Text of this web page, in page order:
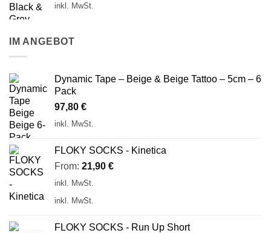
inkl. MwSt.
IM ANGEBOT
Dynamic Tape – Beige & Beige Tattoo – 5cm – 6
Pack
97,80 €
inkl. MwSt.
FLOKY SOCKS - Kinetica
From: 21,90 €
inkl. MwSt.
inkl. MwSt.
FLOKY SOCKS - Run Up Short